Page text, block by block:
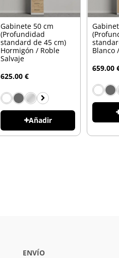
Gabinete 50 cm
(Profundidad
standard de 45 cm)
Hormigón / Roble
Salvaje
625.00 €
Añadir
Blanco
659.00
ENVÍO